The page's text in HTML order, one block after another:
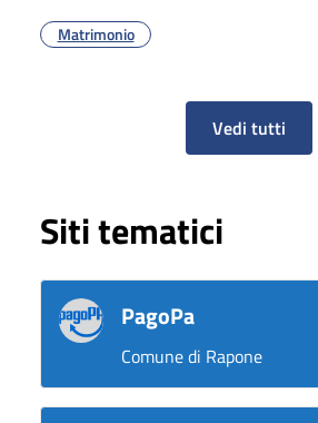
Matrimonio
Vedi tutti
Siti tematici
PagoPa
Comune di Rapone